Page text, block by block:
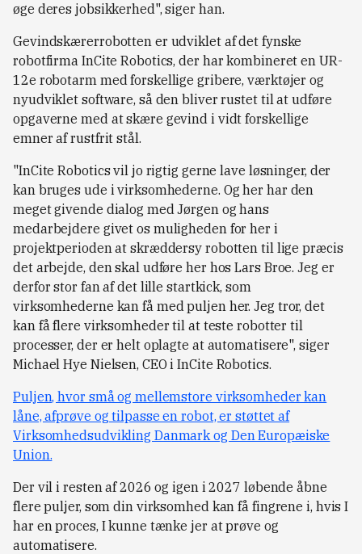
øge deres jobsikkerhed", siger han.
Gevindskærerrobotten er udviklet af det fynske
robotfirma InCite Robotics, der har kombineret en UR-
12e robotarm med forskellige gribere, værktøjer og
nyudviklet software, så den bliver rustet til at udføre
opgaverne med at skære gevind i vidt forskellige
emner af rustfrit stål.
"InCite Robotics vil jo rigtig gerne lave løsninger, der
kan bruges ude i virksomhederne. Og her har den
meget givende dialog med Jørgen og hans
medarbejdere givet os muligheden for her i
projektperioden at skræddersy robotten til lige præcis
det arbejde, den skal udføre her hos Lars Broe. Jeg er
derfor stor fan af det lille startkick, som
virksomhederne kan få med puljen her. Jeg tror, det
kan få flere virksomheder til at teste robotter til
processer, der er helt oplagte at automatisere", siger
Michael Hye Nielsen, CEO i InCite Robotics.
Puljen, hvor små og mellemstore virksomheder kan
låne, afprøve og tilpasse en robot, er støttet af
Virksomhedsudvikling Danmark og Den Europæiske
Union.
Der vil i resten af 2026 og igen i 2027 løbende åbne
flere puljer, som din virksomhed kan få fingrene i, hvis I
har en proces, I kunne tænke jer at prøve og
automatisere.